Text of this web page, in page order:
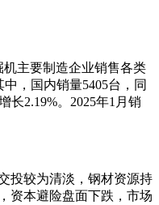
机主要制造企业销售各类
，国内销量5405台，同
长2.19%。2025年1月销
投较为清淡，钢材资源持
资本避险盘面下跌，市场